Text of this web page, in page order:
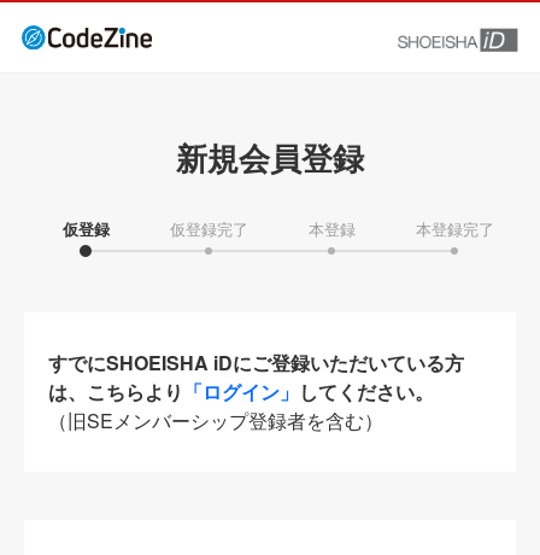
新規会員登録
仮登録 仮登録完了 本登録 本登録完了
すでにSHOEISHA iDにご登録いただいている方
は、こちらより 「ログイン」 してください。
（旧SEメンバーシップ登録者を含む）